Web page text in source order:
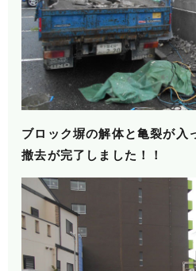
ブロック塀の解体と亀裂が入
撤去が完了しました！！